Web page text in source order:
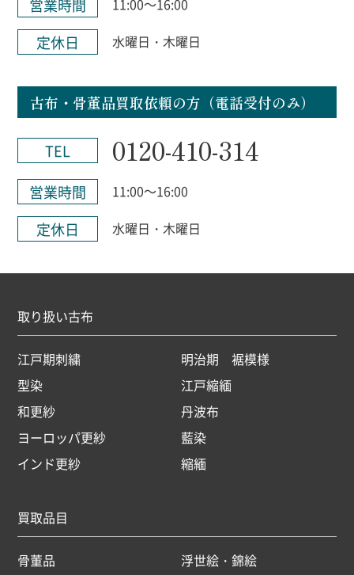
営業時間 11:00～16:00
定休日 水曜日・木曜日
古布・骨董品買取依頼の方（電話受付のみ）
TEL 0120-410-314
営業時間 11:00～16:00
定休日 水曜日・木曜日
取り扱い古布
江戸期刺繍
明治期 裾模様
型染
江戸縮緬
和更紗
丹波布
ヨーロッパ更紗
藍染
インド更紗
縮緬
買取品目
骨董品
浮世絵・錦絵